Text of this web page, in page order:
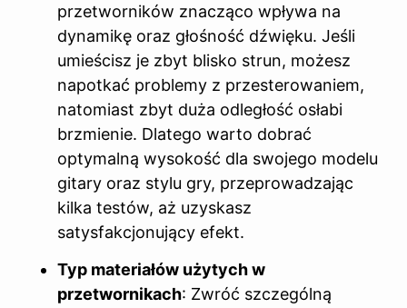
przetworników znacząco wpływa na
dynamikę oraz głośność dźwięku. Jeśli
umieścisz je zbyt blisko strun, możesz
napotkać problemy z przesterowaniem,
natomiast zbyt duża odległość osłabi
brzmienie. Dlatego warto dobrać
optymalną wysokość dla swojego modelu
gitary oraz stylu gry, przeprowadzając
kilka testów, aż uzyskasz
satysfakcjonujący efekt.
Typ materiałów użytych w
przetwornikach: Zwróć szczególną